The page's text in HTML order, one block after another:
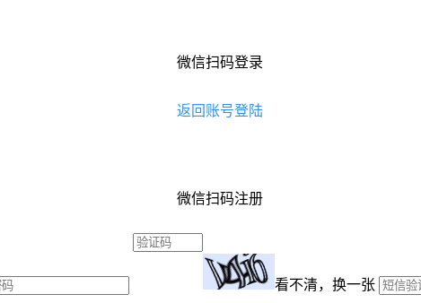
微信扫码登录
返回账号登陆
微信扫码注册
看不清，换一张